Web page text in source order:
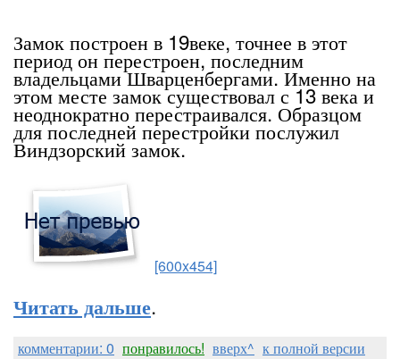
Замок построен в 19веке, точнее в этот
период он перестроен, последним
владельцами Шварценбергами. Именно на
этом месте замок существовал с 13 века и
неоднократно перестраивался. Образцом
для последней перестройки послужил
Виндзорский замок.
[600x454]
Читать дальше.
комментарии: 0 понравилось! вверх^ к полной версии